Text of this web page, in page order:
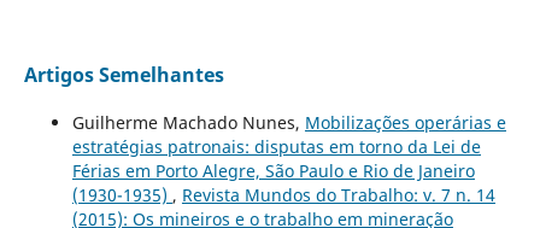
Artigos Semelhantes
Guilherme Machado Nunes, Mobilizações operárias e
estratégias patronais: disputas em torno da Lei de
Férias em Porto Alegre, São Paulo e Rio de Janeiro
(1930-1935) , Revista Mundos do Trabalho: v. 7 n. 14
(2015): Os mineiros e o trabalho em mineração